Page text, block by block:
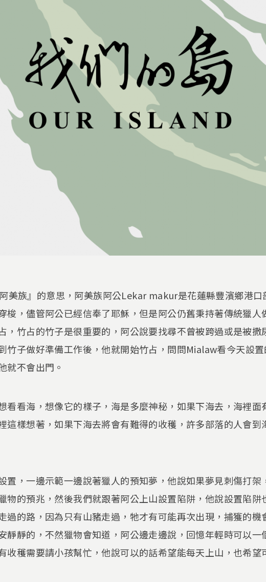
美族』的意思，阿美族阿公Lekar makur是花蓮縣豐濱鄉港口
梭，儘管阿公已經信奉了耶穌，但是阿公仍舊秉持著傳統獵人
，竹占的竹子是很重要的，阿公說要找尋不曾被跨過或是被撒
竹子做好準備工作後，他就開始竹占，問問Mialaw看今天設置
就不會出門。
看看海，想像它的樣子，海是多麼神秘，如果下海去，海裡面
這樣想著，如果下海去將會有難得的收穫，許多部落的人會到
置，一邊示範一邊說著獵人的預知夢，他說如果夢見刺傷打架
物的預兆，然後我們就跟著阿公上山設置陷阱，他說設置陷阱
過的路，因為只有山豬走過，牠才有可能再次出現，捕獲的機
靜靜的，不然獵物會知道，阿公邊走邊說，回憶年輕時可以一
收穫需要請小孩幫忙，他說可以的話希望能每天上山，也希望